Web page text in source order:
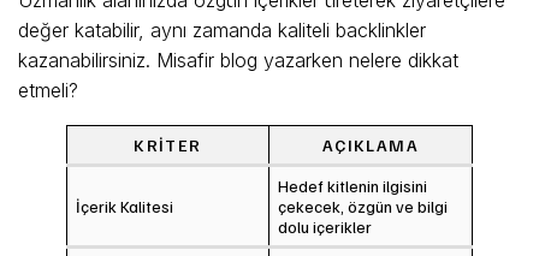
değer katabilir, aynı zamanda kaliteli backlinkler
kazanabilirsiniz. Misafir blog yazarken nelere dikkat
etmeli?
KRITER AÇIKLAMA
İçerik Kalitesi
Hedef kitlenin ilgisini
çekecek, özgün ve bilgi
dolu içerikler